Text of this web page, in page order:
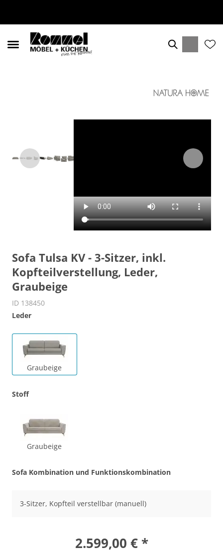
Sofa Tulsa KV - 3-Sitzer, inkl.
Kopfteilverstellung, Leder,
Graubeige
ID 138450
Leder
Graubeige
Stoff
Graubeige
Sofa Kombination und Funktionskombination
3-Sitzer, Kopfteil verstellbar (manuell)
2.599,00 € *